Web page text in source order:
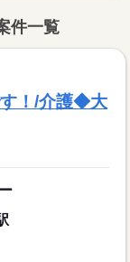
件一覧
す！/介護◆大